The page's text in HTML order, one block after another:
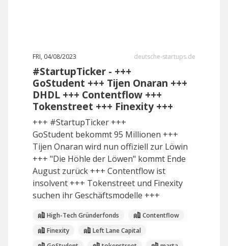
FRI, 04/08/2023 deutsche-startups.de
#StartupTicker - +++
GoStudent +++ Tijen Onaran +++
DHDL +++ Contentflow +++
Tokenstreet +++ Finexity +++
+++ #StartupTicker +++
GoStudent bekommt 95 Millionen +++
Tijen Onaran wird nun offiziell zur Löwin
+++ "Die Höhle der Löwen" kommt Ende
August zurück +++ Contentflow ist
insolvent +++ Tokenstreet und Finexity
suchen ihr Geschäftsmodelle +++
High-Tech Gründerfonds
Contentflow
Finexity
Left Lane Capital